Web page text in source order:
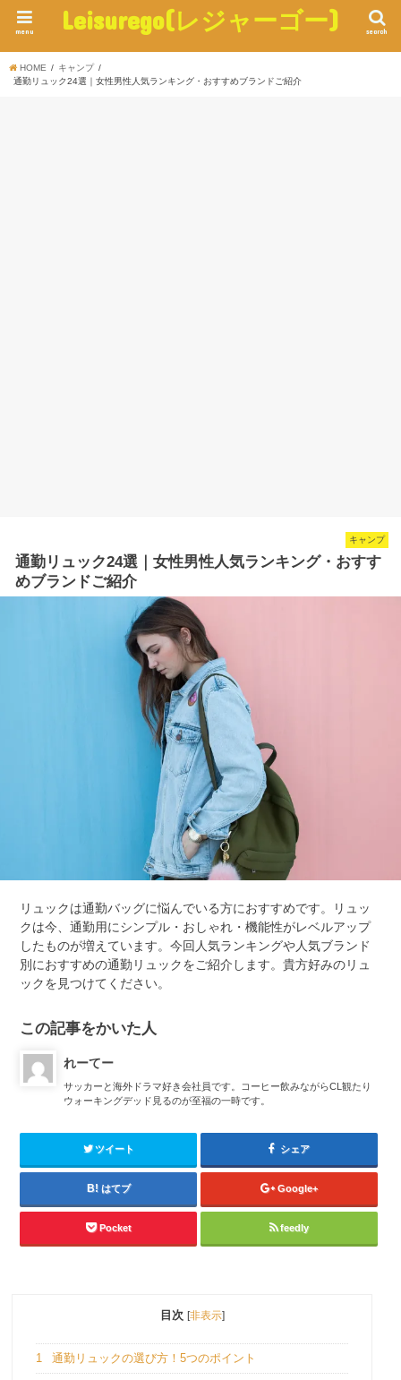
Leisurego(レジャーゴー) search
menu
HOME
キャンプ
通勤リュック24選｜女性男性人気ランキング・おすすめブランドご紹介
キャンプ
通勤リュック24選｜女性男性人気ランキング・おすす
めブランドご紹介
リュックは通勤バッグに悩んでいる方におすすめです。リュッ
クは今、通勤用にシンプル・おしゃれ・機能性がレベルアップ
したものが増えています。今回人気ランキングや人気ブランド
別におすすめの通勤リュックをご紹介します。貴方好みのリュ
ックを見つけてください。
この記事をかいた人
れーてー
サッカーと海外ドラマ好き会社員です。コーヒー飲みながらCL観たり
ウォーキングデッド見るのが至福の一時です。
ツイート シェア
はてブ Google+
Pocket feedly
目次 [非表示]
1 通勤リュックの選び方！5つのポイント